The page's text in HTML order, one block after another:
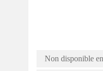
Non disponible